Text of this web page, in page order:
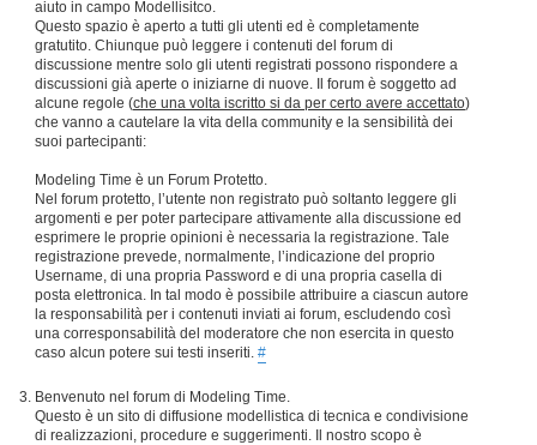
aiuto in campo Modellisitco.
Questo spazio è aperto a tutti gli utenti ed è completamente
gratutito. Chiunque può leggere i contenuti del forum di
discussione mentre solo gli utenti registrati possono rispondere a
discussioni già aperte o iniziarne di nuove. Il forum è soggetto ad
alcune regole (che una volta iscritto si da per certo avere accettato)
che vanno a cautelare la vita della community e la sensibilità dei
suoi partecipanti:
Modeling Time è un Forum Protetto.
Nel forum protetto, l’utente non registrato può soltanto leggere gli
argomenti e per poter partecipare attivamente alla discussione ed
esprimere le proprie opinioni è necessaria la registrazione. Tale
registrazione prevede, normalmente, l’indicazione del proprio
Username, di una propria Password e di una propria casella di
posta elettronica. In tal modo è possibile attribuire a ciascun autore
la responsabilità per i contenuti inviati ai forum, escludendo così
una corresponsabilità del moderatore che non esercita in questo
caso alcun potere sui testi inseriti. #
Benvenuto nel forum di Modeling Time.
Questo è un sito di diffusione modellistica di tecnica e condivisione
di realizzazioni, procedure e suggerimenti. Il nostro scopo è